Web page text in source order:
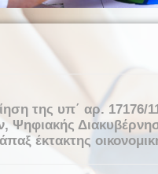
της υπ΄ αρ. 17176/
Ψηφιακής
έκτακτης